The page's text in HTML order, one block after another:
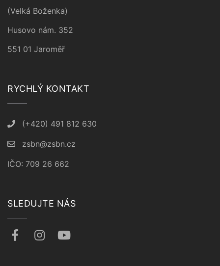
(Velká Boženka)
Husovo nám. 352
551 01 Jaroměř
RYCHLÝ KONTAKT
(+420) 491 812 630
zsbn@zsbn.cz
IČO: 709 26 662
SLEDUJTE NÁS